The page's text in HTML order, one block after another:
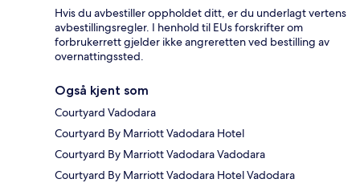
Hvis du avbestiller oppholdet ditt, er du underlagt vertens
avbestillingsregler. I henhold til EUs forskrifter om
forbrukerrett gjelder ikke angreretten ved bestilling av
overnattingssted.
Også kjent som
Courtyard Vadodara
Courtyard By Marriott Vadodara Hotel
Courtyard By Marriott Vadodara Vadodara
Courtyard By Marriott Vadodara Hotel Vadodara